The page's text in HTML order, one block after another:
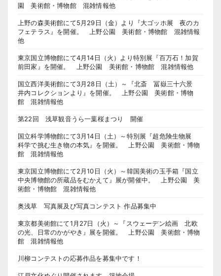
園 美術館・博物館 混雑情報他
上野の森美術館にて5月29日（金）より『大ゴッホ展 夜のカ
フェテラス』を開催。 上野公園 美術館・博物館 混雑情報
他
東京国立博物館にて4月14日（火）より特別展『百万石！加賀
前田家』を開催。 上野公園 美術館・博物館 混雑情報他
国立西洋美術館にて3月28日（土）～『北斎 冨嶽三十六景
井内コレクションより』を開催。 上野公園 美術館・博物
館 混雑情報他
第22回 浅草観音うら一葉桜まつり 開催
国立科学博物館にて3月14日（土）～特別展『超危険生物展
科学で挑む生き物の本気』を開催。 上野公園 美術館・博物
館 混雑情報他
東京国立博物館にて2月10日（火）～韓国美術の玉手箱『国立
中央博物館の所蔵品をむかえて』展が開催中。 上野公園 美
術館・博物館 混雑情報他
奥浅草 写真展及び写真コンテスト 作品募集中
東京都美術館にて1月27日（火）～『スウェーデン絵画 北欧
の光、日常のかがやき』展を開催。 上野公園 美術館・博物
館 混雑情報他
川柳コンテストの応募作品を募集中です！